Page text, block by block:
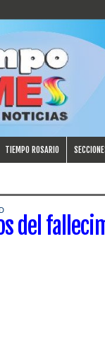
TIEMPO ROSARIO
del